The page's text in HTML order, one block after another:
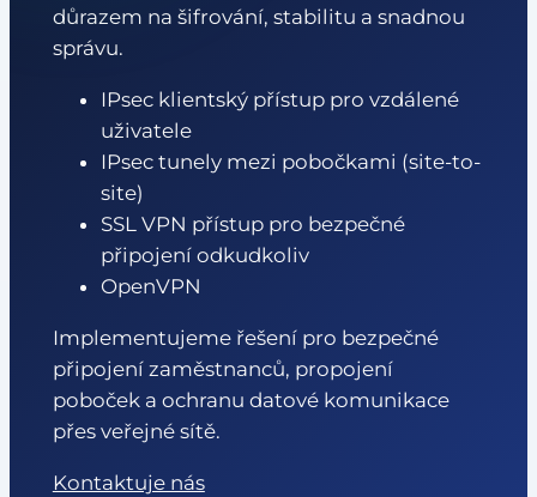
důrazem na šifrování, stabilitu a snadnou
správu.
IPsec klientský přístup pro vzdálené
uživatele
IPsec tunely mezi pobočkami (site-to-
site)
SSL VPN přístup pro bezpečné
připojení odkudkoliv
OpenVPN
Implementujeme řešení pro bezpečné
připojení zaměstnanců, propojení
poboček a ochranu datové komunikace
přes veřejné sítě.
Kontaktuje nás